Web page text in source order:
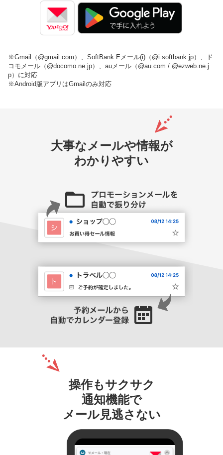
※Gmail（@gmail.com）、SoftBank Eメール(i)（@i.softbank.jp）、ド
コモメール（@docomo.ne.jp）、auメール（@au.com / @ezweb.ne.j
p）に対応
※Android版アプリはGmailのみ対応
大事なメールや情報が
わかりやすい
予約メール
操作もサクサク
通知機能で
メール見逃さない